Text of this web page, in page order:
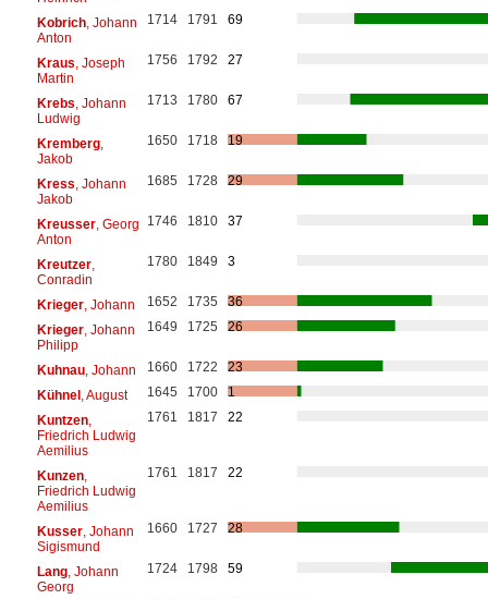
Kobrich, Johann
Anton
1714 1791 69
Kraus , Joseph
Martin
1756 1792 27
Krebs , Johann
Ludwig
1713 1780 67
Kremberg,
Jakob
1650 1718 19
Kress , Johann
Jakob
1685 1728 29
Kreusser, Georg
Anton
1746 1810 37
Kreutzer,
Conradin
1780 1849 3
Krieger, Johann 1652 1735
36
Krieger, Johann
Philipp
1649 1725 26
Kuhnau, Johann 1660 1722
23
Kühnel, August 1645 1700
1
Kuntzen,
Friedrich Ludwig
Aemilius
1761 1817 22
Kunzen,
Friedrich Ludwig
Aemilius
1761 1817 22
Kusser, Johann
Sigismund
1660 1727 28
Lang, Johann
Georg
1724 1798 59